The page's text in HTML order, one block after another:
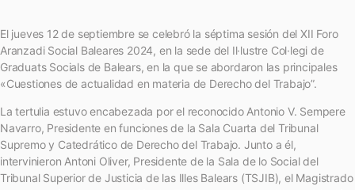
El jueves 12 de septiembre se celebró la séptima sesión del XII Foro
Aranzadi Social Baleares 2024, en la sede del Il·lustre Col·legi de
Graduats Socials de Balears, en la que se abordaron las principales
«Cuestiones de actualidad en materia de Derecho del Trabajo”.
La tertulia estuvo encabezada por el reconocido Antonio V. Sempere
Navarro, Presidente en funciones de la Sala Cuarta del Tribunal
Supremo y Catedrático de Derecho del Trabajo. Junto a él,
intervinieron Antoni Oliver, Presidente de la Sala de lo Social del
Tribunal Superior de Justicia de las Illes Balears (TSJIB), el Magistrado